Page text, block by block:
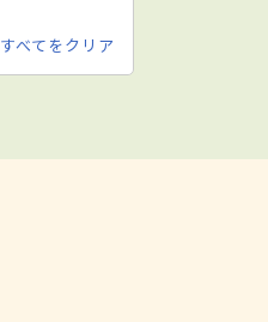
すべてをクリア